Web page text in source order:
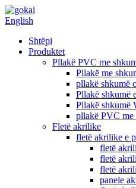
English
Shtëpi
Produktet
Pllakë PVC me
Pllakë me
pllakë shkumë
Pllakë shkumë
Pllakë shkumë
pllakë PVC me
Fletë akrilike
fletë akrilike e
fletë
fletë
fletë
panele